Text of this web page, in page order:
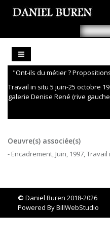
"Ont-ils du métier ?
Travail in situ 5 juin-25 octobre
galerie Denise René (rive
Oeuvre(s) associée(s)
- Encadrement, Juin, 1997, Travail
© Daniel Buren 2018-2026
Powered ByBillWebStudio